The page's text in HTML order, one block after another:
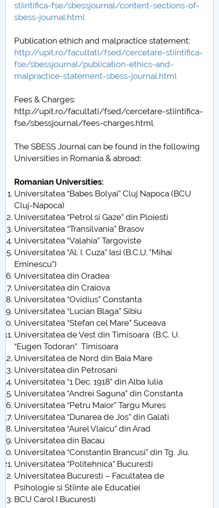
Comisie de etica unversitară
Evenimente CUP
Accesibilitate pentru studenții cu dizabilități
Raportul Conducerii Centrului Universitar Pitești
privind implementarea Planului Operațional 2020-
2024
Centrul de Consiliere și Orientare în Carieră
Chestionar angajabilitate ALUMNI – UPB
CAR2026
MENIU CANTINA
Scientific Board
SBESS Journal Archives
Call for papers
Content Sections of SBESS Journal
Publication ethics and malpractice statement -
SBESS Journal
Indexing & Abstracting
Fees & Charges
stiintifica-fse/sbessjournal/content-sections-of-
sbess-journal.html
Publication ethich and malpractice statement:
http://upit.ro/facultati/fsed/cercetare-stiintifica-
fse/sbessjournal/publication-ethics-and-
malpractice-statement-sbess-journal.html
Fees & Charges:
http://upit.ro/facultati/fsed/cercetare-stiintifica-
fse/sbessjournal/fees-charges.html
The SBESS Journal can be found in the following
Universities in Romania & abroad:
Romanian Universities:
Universitatea “Babes Bolyai” Cluj Napoca (BCU
Cluj-Napoca)
Universitatea “Petrol si Gaze” din Ploiesti
Universitatea “Transilvania” Brasov
Universitatea “Valahia” Targoviste
Universitatea “Al. I. Cuza” Iasi (B.C.U. "Mihai
Eminescu")
Universitatea din Oradea
Universitatea din Craiova
Universitatea “Ovidius” Constanta
Universitatea “Lucian Blaga” Sibiu
Universitatea “Stefan cel Mare” Suceava
Universitatea de Vest din Timisoara (B.C. U.
“Eugen Todoran” Timisoara
Universitatea de Nord din Baia Mare
Universitatea din Petrosani
Universitatea “1 Dec. 1918” din Alba Iulia
Universitatea “Andrei Saguna” din Constanta
Universitatea “Petru Maior” Targu Mures
Universitatea “Dunarea de Jos” din Galati
Universitatea “Aurel Vlaicu” din Arad
Universitatea din Bacau
Universitatea “Constantin Brancusi” din Tg. Jiu.
Universitatea “Politehnica” Bucuresti
Universitatea Bucuresti – Facultatea de
Psihologie si Stiinte ale Educatiei
BCU Carol I Bucuresti